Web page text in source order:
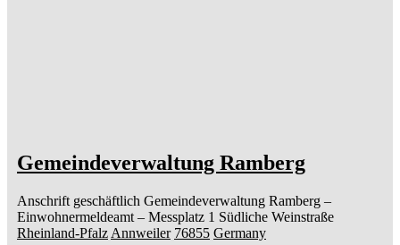
Gemeindeverwaltung Ramberg
Anschrift geschäftlich Gemeindeverwaltung Ramberg –
Einwohnermeldeamt – Messplatz 1 Südliche Weinstraße
Rheinland-Pfalz Annweiler 76855 Germany